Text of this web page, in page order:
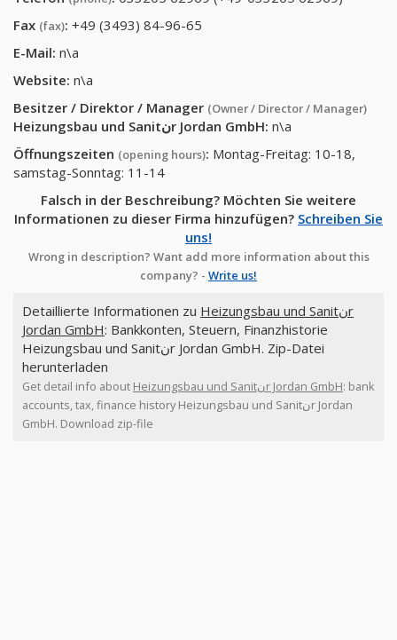
Fax (fax): +49 (3493) 84-96-65
E-Mail: n\a
Website: n\a
Besitzer / Direktor / Manager (Owner / Director / Manager)
Heizungsbau und Sanitنr Jordan GmbH: n\a
Öffnungszeiten (opening hours): Montag-Freitag: 10-18,
samstag-Sonntag: 11-14
Falsch in der Beschreibung? Möchten Sie weitere
Informationen zu dieser Firma hinzufügen? Schreiben Sie
uns!
Wrong in description? Want add more information about this
company? - Write us!
Detaillierte Informationen zu Heizungsbau und Sanitنr
Jordan GmbH: Bankkonten, Steuern, Finanzhistorie
Heizungsbau und Sanitنr Jordan GmbH. Zip-Datei
herunterladen
Get detail info about Heizungsbau und Sanitنr Jordan GmbH: bank
accounts, tax, finance history Heizungsbau und Sanitنr Jordan
GmbH. Download zip-file